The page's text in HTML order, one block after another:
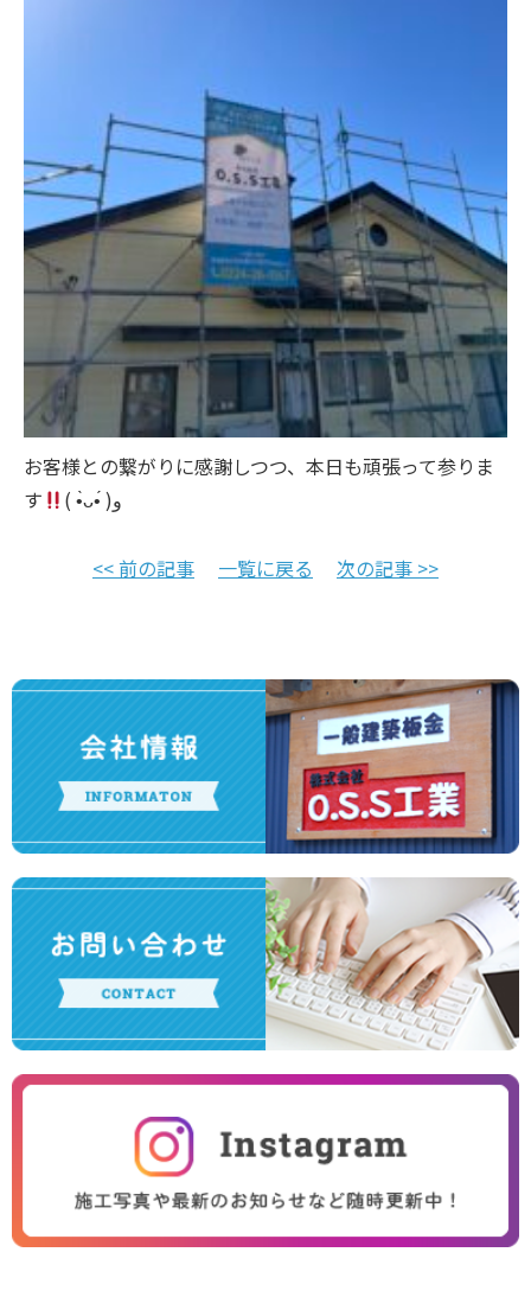
お客様との繋がりに感謝しつつ、本日も頑張って参りま
す
( •̀ᴗ•́ )و
<< 前の記事 一覧に戻る 次の記事 >>